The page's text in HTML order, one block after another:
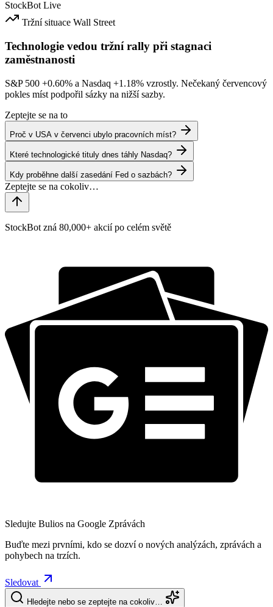
StockBot Live
Tržní situace Wall Street
Technologie vedou tržní rally při stagnaci
zaměstnanosti
S&P 500 +0.60% a Nasdaq +1.18% vzrostly. Nečekaný červencový
pokles míst podpořil sázky na nižší sazby.
Zeptejte se na to
Proč v USA v červenci ubylo pracovních míst?
Které technologické tituly dnes táhly Nasdaq?
Kdy proběhne další zasedání Fed o sazbách?
StockBot zná 80,000+ akcií po celém světě
Sledujte Bulios na Google Zprávách
Buďte mezi prvními, kdo se dozví o nových analýzách, zprávách a
pohybech na trzích.
Sledovat
Hledejte nebo se zeptejte na cokoliv…